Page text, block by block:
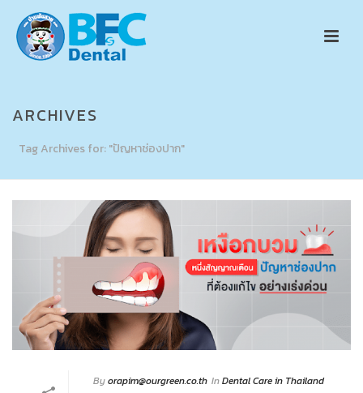
ARCHIVES
Tag Archives for: "ปัญหาช่องปาก"
Byorapim@ourgreen.co.th InDental Care in Thailand